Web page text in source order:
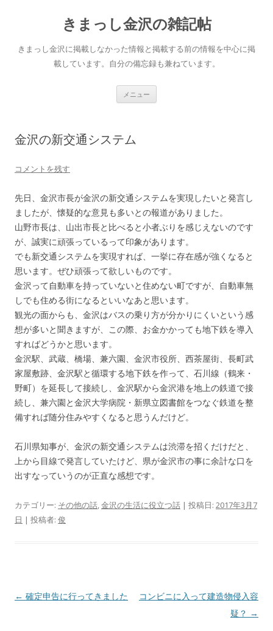
きまっし金沢の雑記帖
きまっし金沢に掲載しなかった情報と掲載する前の情報を中心に掲
載しています。自分の備忘録も兼ねています。
メニュー
金沢の新交通システム
コメントを残す
先日、金沢市長が金沢の新交通システムを実現したいと発言し
ましたが、懐疑的な意見も多いとの報道がありました。
山野市長は、山出市長と比べると小者ぶりを感じえないのです
が、誠実に頑張っているって印象があります。
でも新交通システムを実現すれば、一挙に存在感が強くなると
思います。ぜひ頑張って欲しいものです。
金沢って自動車を持っていないと住めない町ですが、自動車無
しでも住める街になるといいなあと思います。
観光の面からも、金沢はバスの乗り方が分かりにくいという感
想が多いと聞きますが、この際、お金かかっても地下鉄を導入
すればどうかと思います。
金沢駅、武蔵、橋場、兼六園、金沢市役所、西茶屋街、長町武
家屋敷跡、金沢駅と循環する地下鉄を作って、石川線（鶴来・
野町）を延長して接続し、金沢駅から金沢港を地上の鉄道で接
続し、兼六園と金沢大学病院・新県立図書館をつなぐ鉄道を整
備すれば随分住みやすくなると思うんだけど。
石川県知事が、金沢の新交通システムは渋滞を招くだけだと、
上から目線で発言していたけど、県が金沢市の事に余計な口を
出すなっていうのが正直な感想です。
カテゴリー: その他の話,金沢の生活に役立つ話 | 投稿日: 2017年3月7
日 | 投稿者: 俊
投
← 確定申告に行ってきました
コンビニに入って建造物侵入容
疑？ →